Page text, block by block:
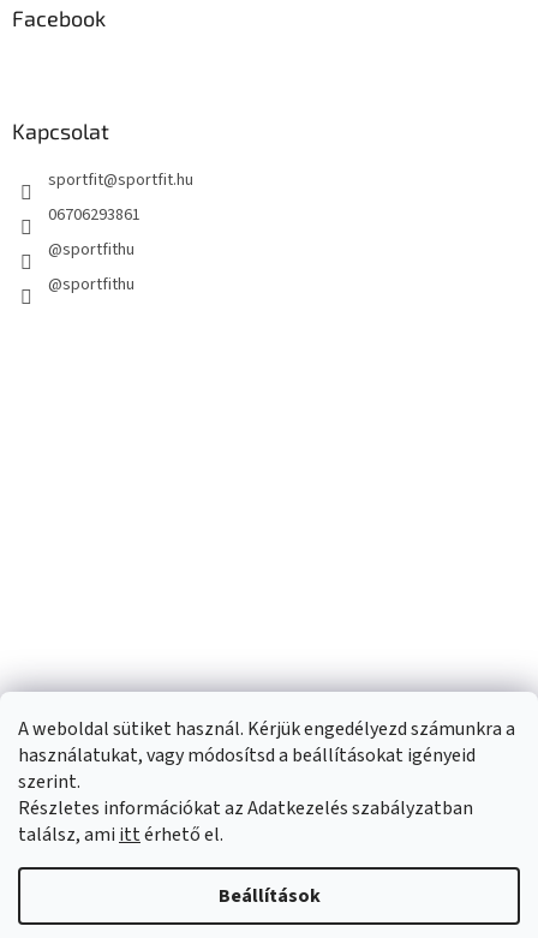
A weboldal sütiket használ. Kérjük engedélyezd számunkra a
használatukat, vagy módosítsd a beállításokat igényeid
szerint.
Részletes információkat az Adatkezelés szabályzatban
találsz, ami ittérhető el.
Beállítások
Facebook
Kapcsolat
sportfit@sportfit.hu
06706293861
@sportfithu
@sportfithu
Shoptet készítette
Sportfit.hu. Minden jog fenntartva.